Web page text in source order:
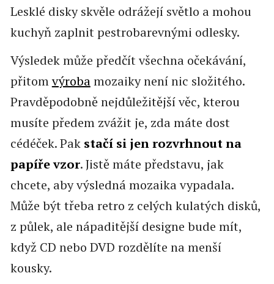
Lesklé disky skvěle odrážejí světlo a mohou
kuchyň zaplnit pestrobarevnými odlesky.
Výsledek může předčít všechna očekávání,
přitomvýrobamozaiky není nic složitého.
Pravděpodobně nejdůležitější věc, kterou
musíte předem zvážit je, zda máte dost
cédéček. Pakstačí si jen rozvrhnout na
papíře vzor. Jistě máte představu, jak
chcete, aby výsledná mozaika vypadala.
Může být třeba retro z celých kulatých disků,
z půlek, ale nápaditější designe bude mít,
když CD nebo DVD rozdělíte na menší
kousky.